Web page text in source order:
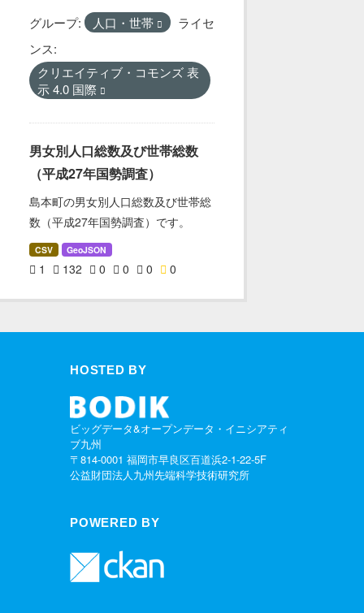
グループ: 人口・世帯
ライセ
ンス:
クリエイティブ・コモンズ 表
示 4.0 国際
男女別人口総数及び世帯総数
（平成27年国勢調査）
島本町の男女別人口総数及び世帯総
数（平成27年国勢調査）です。
CSV GeoJSON
1 132 0 0 0 0
HOSTED BY
ビッグデータ&オープンデータ・イニシアティ
ブ九州
〒814-0001 福岡市早良区百道浜2-1-22-5F
公益財団法人九州先端科学技術研究所
POWERED BY